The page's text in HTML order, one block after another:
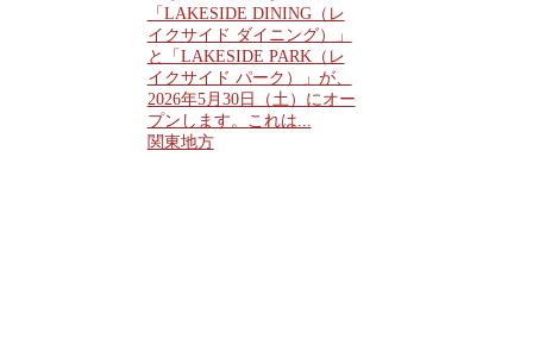
「LAKESIDE DINING（レ
イクサイド ダイニング）」
と「LAKESIDE PARK（レ
イクサイド パーク）」が、
2026年5月30日（土）にオー
プンします。これは...
関東地方